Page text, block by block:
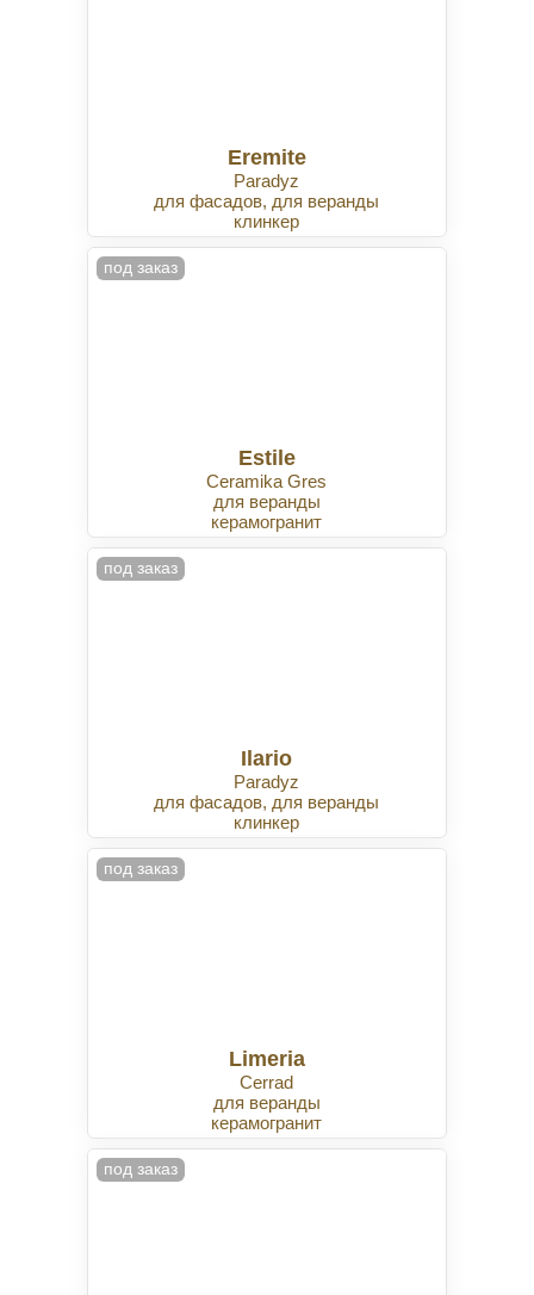
Eremite
Paradyz
для фасадов, для веранды
клинкер
под заказ
Estile
Ceramika Gres
для веранды
керамогранит
под заказ
Ilario
Paradyz
для фасадов, для веранды
клинкер
под заказ
Limeria
Cerrad
для веранды
керамогранит
под заказ